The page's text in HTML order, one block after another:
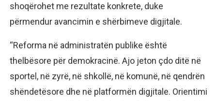
shoqërohet me rezultate konkrete, duke
përmendur avancimin e shërbimeve digjitale.
“Reforma në administratën publike është
thelbësore për demokracinë. Ajo jeton çdo ditë në
sportel, në zyrë, në shkollë, në komunë, në qendrën
shëndetësore dhe në platformën digjitale. Orientimi